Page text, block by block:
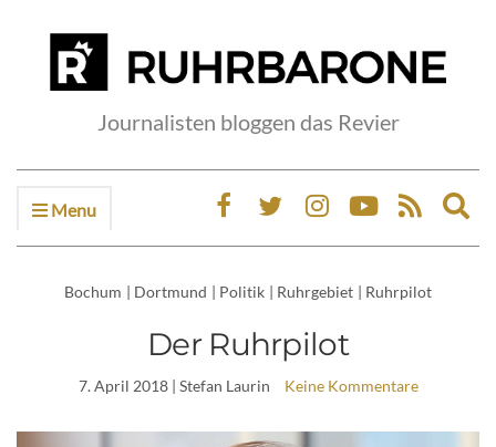
Journalisten bloggen das Revier
Menu
Bochum | Dortmund | Politik | Ruhrgebiet | Ruhrpilot
Der Ruhrpilot
7. April 2018| Stefan Laurin Keine Kommentare